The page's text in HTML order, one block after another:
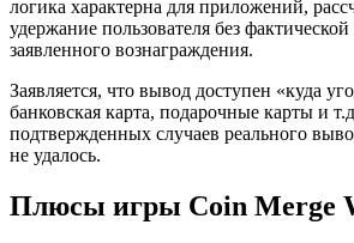
логика характерна для приложений,
удержание пользователя без
заявленного вознаграждения.
Заявляется, что вывод доступен «куда
банковская карта, подарочные карты и
подтвержденных случаев реального
не удалось.
Плюсы игры Coin Merge